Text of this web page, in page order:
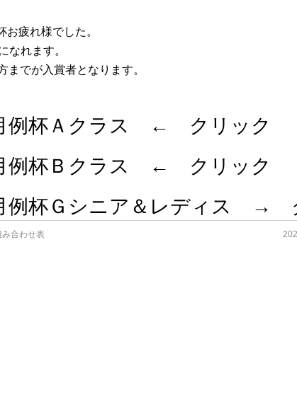
お疲れ様でした。
なれます。
までが入賞者となります。
例杯Ａクラス ← クリック
例杯Ｂクラス ← クリック
例杯Ｇシニア＆レディス →
合わせ表